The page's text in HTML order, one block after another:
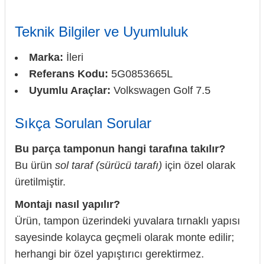
Teknik Bilgiler ve Uyumluluk
Marka: İleri
Referans Kodu: 5G0853665L
Uyumlu Araçlar: Volkswagen Golf 7.5
Sıkça Sorulan Sorular
Bu parça tamponun hangi tarafına takılır?
Bu ürün sol taraf (sürücü tarafı) için özel olarak
üretilmiştir.
Montajı nasıl yapılır?
Ürün, tampon üzerindeki yuvalara tırnaklı yapısı
sayesinde kolayca geçmeli olarak monte edilir;
herhangi bir özel yapıştırıcı gerektirmez.